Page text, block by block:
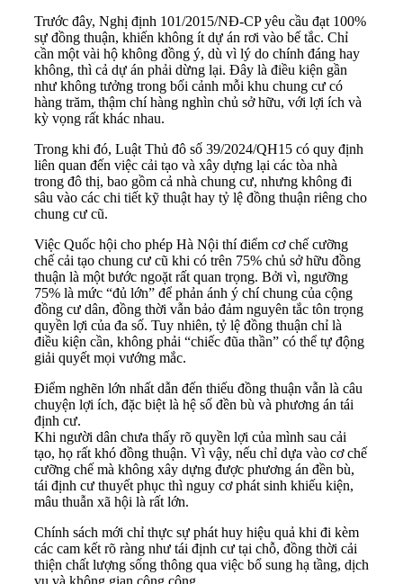
Trước đây, Nghị định 101/2015/NĐ-CP yêu cầu đạt 100%
sự đồng thuận, khiến không ít dự án rơi vào bế tắc. Chỉ
cần một vài hộ không đồng ý, dù vì lý do chính đáng hay
không, thì cả dự án phải dừng lại. Đây là điều kiện gần
như không tưởng trong bối cảnh mỗi khu chung cư có
hàng trăm, thậm chí hàng nghìn chủ sở hữu, với lợi ích và
kỳ vọng rất khác nhau.
Trong khi đó, Luật Thủ đô số 39/2024/QH15 có quy định
liên quan đến việc cải tạo và xây dựng lại các tòa nhà
trong đô thị, bao gồm cả nhà chung cư, nhưng không đi
sâu vào các chi tiết kỹ thuật hay tỷ lệ đồng thuận riêng cho
chung cư cũ.
Việc Quốc hội cho phép Hà Nội thí điểm cơ chế cưỡng
chế cải tạo chung cư cũ khi có trên 75% chủ sở hữu đồng
thuận là một bước ngoặt rất quan trọng. Bởi vì, ngưỡng
75% là mức “đủ lớn” để phản ánh ý chí chung của cộng
đồng cư dân, đồng thời vẫn bảo đảm nguyên tắc tôn trọng
quyền lợi của đa số. Tuy nhiên, tỷ lệ đồng thuận chỉ là
điều kiện cần, không phải “chiếc đũa thần” có thể tự động
giải quyết mọi vướng mắc.
Điểm nghẽn lớn nhất dẫn đến thiếu đồng thuận vẫn là câu
chuyện lợi ích, đặc biệt là hệ số đền bù và phương án tái
định cư.
Khi người dân chưa thấy rõ quyền lợi của mình sau cải
tạo, họ rất khó đồng thuận. Vì vậy, nếu chỉ dựa vào cơ chế
cưỡng chế mà không xây dựng được phương án đền bù,
tái định cư thuyết phục thì nguy cơ phát sinh khiếu kiện,
mâu thuẫn xã hội là rất lớn.
Chính sách mới chỉ thực sự phát huy hiệu quả khi đi kèm
các cam kết rõ ràng như tái định cư tại chỗ, đồng thời cải
thiện chất lượng sống thông qua việc bổ sung hạ tầng, dịch
vụ và không gian công cộng.